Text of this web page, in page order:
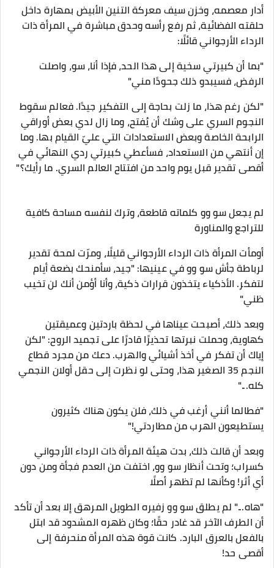
أدار معصمه، وخزن سيف معركة التنين الأبيض بمهارة داخل
حلقته الفضائية، ثم رفع رأسه وحدق مباشرة في المرأة ذات
الرداء الأرجواني قائلًا:
"بما أن كبيرتي سخية إلى هذا الحد، فإذا أنا، سو، واصلت
الرفض، فسيبدو ذلك جحودًا مني"
"لكن رغم هذا، ما زلت بحاجة إلى التفكير جيدًا. فعالم سقوط
النجوم السري على وشك أن يُفتح، وما زال لدي بعض أوراقي
الرابحة الخاصة وبعض الاستعدادات التي عليّ القيام بها. وما
إن أنتهي من الاستعداد، فسأعطي كبيرتي ردي النهائي في
أقصى تقدير قبل يوم واحد من افتتاح العالم السري. ما رأيك؟"
لم يجعل سو وو كلماته قاطعة، وترك لنفسه مساحة كافية
للتراجع والمناورة
أومأت المرأة ذات الرداء الأرجواني قليلًا، ومرّت لمحة تقدير
لرباطة جأش سو وو في عينيها: "جيد، سأمنحك بضعة أيام
لتفكر. الأذكياء يتخذون قرارات ذكية، وأنا أؤمن أنك لن تخيب
ظني"
وبعد ذلك، أصبحت عيناها في لحظة باردتين وعميقتين
كهاوية، وحملت نبرتها تحذيرًا قادرًا على تجميد الروح: "لكن
إياك أن تفكر في أخذ أشيائي والهرب. دعك من مجرد قطاع
النجم 35 الصغير هذا، وحتى لو نظرت إلى حقل أولان النجمي
كله..."
"فطالما أنني أرغب في ذلك، فلن يكون هناك كثيرون
يستطيعون الهرب من مطاردتي!"
وبعد أن قالت ذلك، بدت هيئة المرأة ذات الرداء الأرجواني
كسراب؛ وتحت أنظار سو وو، اختفت من العدم فجأة ومن دون
أي أثر! وكأنها لم تظهر أصلًا
"هاه..." لم يطلق سو وو زفيره الطويل المرهق إلا بعد أن تأكد
أن الطرف الآخر قد غادر حقًا؛ وكان ظهره المشدود قد ابتل
بالفعل بالعرق البارد. كانت قوة هذه المرأة منحرفة إلى
أقصى حد!